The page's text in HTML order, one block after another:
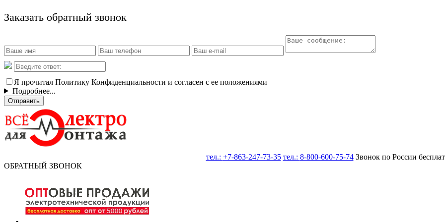
Заказать обратный звонок
Я прочитал Политику Конфиденциальности и согласен с ее положениями
Подробнее...
Отправить
тел.: +7-863-247-73-35 тел.: 8-800-600-75-74Звонок по России
ОБРАТНЫЙ ЗВОНОК